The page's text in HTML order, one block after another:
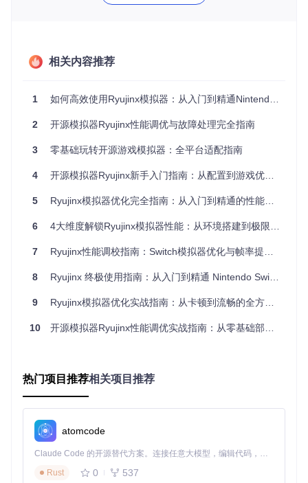
的运行稳定性和游戏加载速度。特别是在处理大型游戏时，高
效的内存管理能有效减少卡顿和崩溃现象。
模块化设计：灵活扩展与维护
nx.Audio/）、输入（src/Ryujinx.Input/）和系统服务（src/Ry
仅提高了代码质量，也为未来的功能升级奠定了基础。
实践指南：三步完成模拟器基础配置
环境准备：打造稳定运行基础
配置总是失败？3个关键步骤帮你解决：
硬件检查：确保你的CPU支持AVX指令集，内存至少8GB
流畅运行的基本保障。
✅软件安装：安装.NET 8.0运行时环境和最新显卡驱动。这两
git
基础配置：四步启动你的第一款游戏
初次使用不知如何下手？效率提升3倍的配置流程：
相关内容推荐
1 如何高效使用Ryujinx模拟器：从入门到精通Nintendo Switch游戏体验
2 开源模拟器Ryujinx性能调优与故障处理完全指南
3 零基础玩转开源游戏模拟器：全平台适配指南
4 开源模拟器Ryujinx新手入门指南：从配置到游戏优化全攻略
5 Ryujinx模拟器优化完全指南：从入门到精通的性能提升配置指南
6 4大维度解锁Ryujinx模拟器性能：从环境搭建到极限优化全指南
7 Ryujinx性能调校指南：Switch模拟器优化与帧率提升全攻略
8 Ryujinx 终极使用指南：从入门到精通 Nintendo Switch 模拟器
9 Ryujinx模拟器优化实战指南：从卡顿到流畅的全方位调校方案
10 开源模拟器Ryujinx性能调优实战指南：从零基础部署到帧率倍增
热门项目推荐相关项目推荐
atomcode
Claude Code 的开源替代方案。连接任意大模型，编辑代码，运行命令，自动验证 — 全自动执行。用 Rust 构建，极致性能。 ｜ An open-source alternative to Claude Code. Connect any LLM, edit code, run commands, and verify changes — autonomously. Built in Rust for speed. Get Started
Rust
0 537